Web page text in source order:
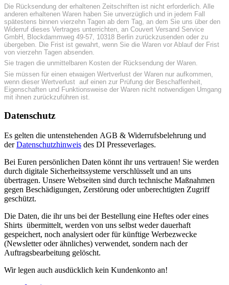
Die Rücksendung der erhaltenen Zeitschriften ist nicht erforderlich. Alle
anderen erhaltenen Waren haben Sie unverzüglich und in jedem Fall
spätestens binnen vierzehn Tagen ab dem Tag, an dem Sie uns über den
Widerruf dieses Vertrages unterrichten, an Couvert Versand Service
GmbH, Blockdammweg 49-57, 10318 Berlin zurückzusenden oder zu
übergeben. Die Frist ist gewahrt, wenn Sie die Waren vor Ablauf der Frist
von vierzehn Tagen absenden.
Sie tragen die unmittelbaren Kosten der Rücksendung der Waren.
Sie müssen für einen etwaigen Wertverlust der Waren nur aufkommen,
wenn dieser Wertverlust auf einen zur Prüfung der Beschaffenheit,
Eigenschaften und Funktionsweise der Waren nicht notwendigen Umgang
mit ihnen zurückzuführen ist.
Datenschutz
Es gelten die untenstehenden AGB & Widerrufsbelehrung und
derDatenschutzhinweis des DI Presseverlages.
Bei Euren persönlichen Daten könnt ihr uns vertrauen! Sie werden
durch digitale Sicherheitssysteme verschlüsselt und an uns
übertragen. Unsere Webseiten sind durch technische Maßnahmen
gegen Beschädigungen, Zerstörung oder unberechtigten Zugriff
geschützt.
Die Daten, die ihr uns bei der Bestellung eine Heftes oder eines
Shirts übermittelt, werden von uns selbst weder dauerhaft
gespeichert, noch analysiert oder für künftige Werbezwecke
(Newsletter oder ähnliches) verwendet, sondern nach der
Auftragsbearbeitung gelöscht.
Wir legen auch ausdücklich kein Kundenkonto an!